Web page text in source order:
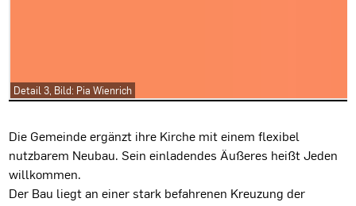
Detail 3, Bild: Pia Wienrich
Die Gemeinde ergänzt ihre Kirche mit einem flexibel
nutzbarem Neubau. Sein einladendes Äußeres heißt Jeden
willkommen.
Der Bau liegt an einer stark befahrenen Kreuzung der